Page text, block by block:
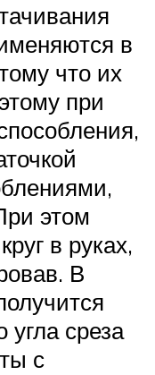
в
что их
при
этом
в руках,
В
угла среза
с